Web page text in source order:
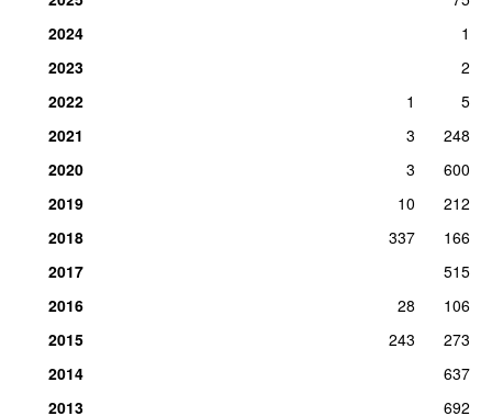
2024
1
2023
2
2022
1
5
2021
3
248
2020
3
600
2019
10
212
2018
337
166
2017
515
2016
28
106
2015
243
273
2014
637
2013
692